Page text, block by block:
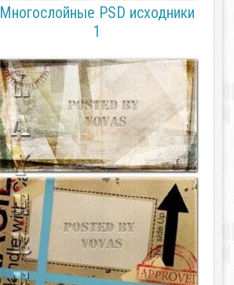
Многослойные PSD исходники
1